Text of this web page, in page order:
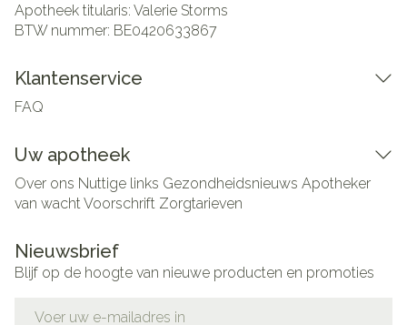
Apotheek titularis: Valerie Storms
BTW nummer: BE0420633867
Klantenservice
FAQ
Uw apotheek
Over ons Nuttige links Gezondheidsnieuws Apotheker
van wachtVoorschrift Zorgtarieven
Nieuwsbrief
Blijf op de hoogte van nieuwe producten en promoties